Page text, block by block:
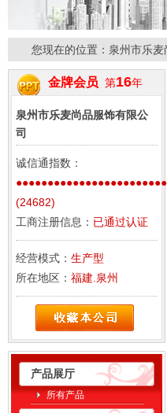
您现在的位置： 泉州市乐麦
金牌会员 第16年
泉州市乐麦尚品服饰有限公
司
诚信通指数：
(24682)
工商注册信息： 已通过认证
经营模式： 生产型
所在地区： 福建.泉州
产品展厅
所有产品